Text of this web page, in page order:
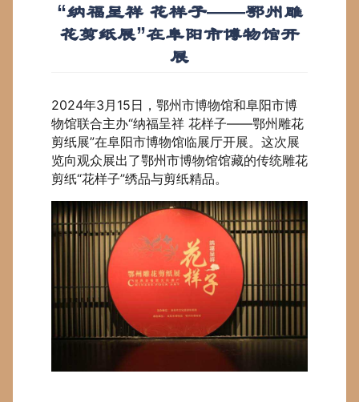
“纳福呈祥 花样子——鄂州雕
花剪纸展”在阜阳市博物馆开
展
2024年3月15日，鄂州市博物馆和阜阳市博
物馆联合主办“纳福呈祥 花样子——鄂州雕花
剪纸展”在阜阳市博物馆临展厅开展。这次展
览向观众展出了鄂州市博物馆馆藏的传统雕花
剪纸“花样子”绣品与剪纸精品。